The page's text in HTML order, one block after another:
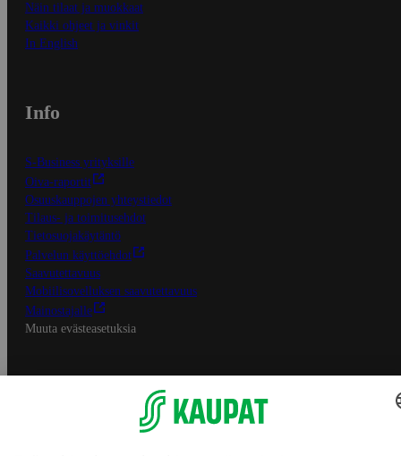
Näin tilaat ja muokkaat
Kaikki ohjeet ja vinkit
In English
Info
S-Business yrityksille
Oiva-raportit
Osuuskauppojen yhteystiedot
Tilaus- ja toimitusehdot
Tietosuojakäytäntö
Palvelun käyttöehdot
Saavutettavuus
Mobiilisovelluksen saavutettavuus
Mainostajalle
Muuta evästeasetuksia
S-ryhmän palvelut